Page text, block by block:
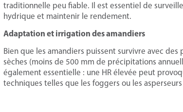
traditionnelle peu fiable. Il est essentiel de
hydrique et maintenir le rendement.
Adaptation et irrigation des amandiers
Bien que les amandiers puissent survivre avec
sèches (moins de 500 mm de précipitations
également essentielle : une HR élevée peut
techniques telles que les foggers ou les